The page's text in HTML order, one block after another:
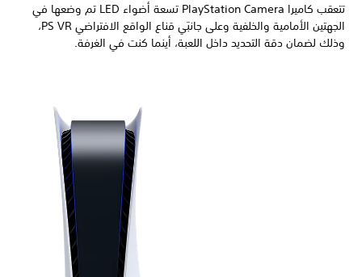
تتعقب كاميرا PlayStation Camera تسعة أضواء LED تم وضعها في
الجهتين الأمامية والخلفية وعلى جانبَي قناع الواقع الافتراضي PS VR،
وذلك لضمان دقة التحديد داخل اللعبة، أينما كنت في الغرفة.